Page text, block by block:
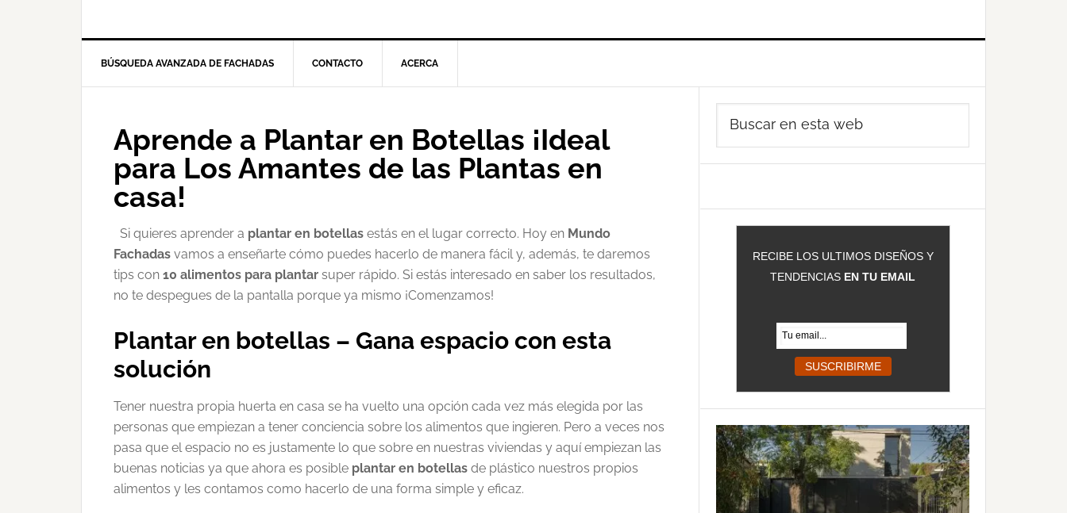
BÚSQUEDA AVANZADA DE FACHADAS CONTACTO ACERCA
Aprende a Plantar en Botellas ¡Ideal
para Los Amantes de las Plantas en
casa!
Si quieres aprender a plantar en botellas estás en el lugar correcto. Hoy en Mundo
Fachadas vamos a enseñarte cómo puedes hacerlo de manera fácil y, además, te daremos
tips con 10 alimentos para plantar super rápido. Si estás interesado en saber los resultados,
no te despegues de la pantalla porque ya mismo ¡Comenzamos!
Plantar en botellas – Gana espacio con esta
solución
Tener nuestra propia huerta en casa se ha vuelto una opción cada vez más elegida por las
personas que empiezan a tener conciencia sobre los alimentos que ingieren. Pero a veces nos
pasa que el espacio no es justamente lo que sobre en nuestras viviendas y aquí empiezan las
buenas noticias ya que ahora es posible plantar en botellas de plástico nuestros propios
alimentos y les contamos como hacerlo de una forma simple y eficaz.
Barra
lateral
principal
RECIBE LOS ULTIMOS DISEÑOS Y
TENDENCIAS EN TU EMAIL